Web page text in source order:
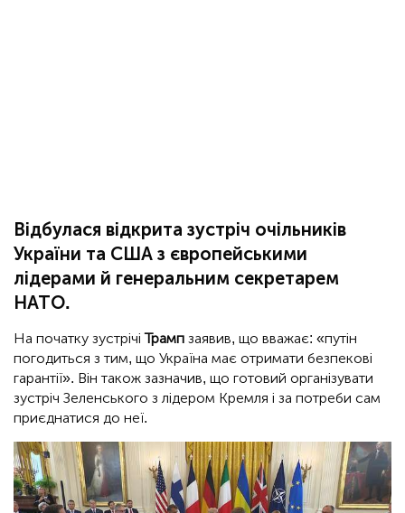
Відбулася відкрита зустріч очільників
України та США з європейськими
лідерами й генеральним секретарем
НАТО.
На початку зустрічіТрамп заявив, що вважає: «путін
погодиться з тим, що Україна має отримати безпекові
гарантії». Він також зазначив, що готовий організувати
зустріч Зеленського з лідером Кремля і за потреби сам
приєднатися до неї.